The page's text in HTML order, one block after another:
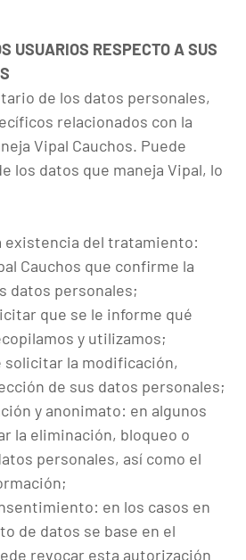
USUARIOS RESPECTO A SUS
de los datos personales,
relacionados con la
Vipal Cauchos. Puede
los datos que maneja Vipal, lo
existencia del tratamiento:
Cauchos que confirme la
datos personales;
que se le informe qué
y utilizamos;
solicitar la modificación,
de sus datos personales;
y anonimato: en algunos
la eliminación, bloqueo o
personales, así como el
en los casos en
de datos se base en el
revocar esta autorización